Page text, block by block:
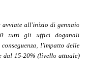
avviate all'inizio di gennaio
tutti gli uffici doganali
l'impatto delle
dal 15-20% (livello attuale)